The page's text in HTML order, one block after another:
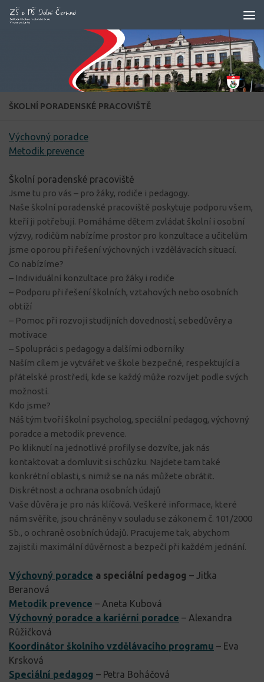
Skip to content
ŠKOLNÍ PORADENSKÉ PRACOVIŠTĚ
Výchovný poradce
Metodik prevence
Školní poradenské pracoviště
Jsme tu pro vás – pro žáky, rodiče i pedagogy.
Naše školní poradenské pracoviště poskytuje podporu všem,
kteří ji potřebují. Pomáháme dětem zvládat školní i osobní
výzvy, rodičům nabízíme prostor pro konzultace a učitelům
jsme oporou při řešení výchovných i vzdělávacích situací.
Co nabízíme?
– Individuální konzultace pro žáky i rodiče
– Podporu při řešení školních, vztahových nebo osobních
obtíží
– Pomoc při rozvoji studijních dovedností, sebedůvěry a
motivace
– Spolupráci s pedagogy a dalšími odborníky
Naším cílem je vytvářet ve škole bezpečné, respektující a
přátelské prostředí, kde se každý může rozvíjet podle svých
možností.
Kdo jsme?
Náš tým tvoří školní psycholog, speciální pedagog, výchovný
poradce a metodik prevence.
Po kliknutí na jednotlivé profily se dozvíte, jak nás
kontaktovat a domluvit si schůzku. Najdete tam také
konkrétní oblasti, s nimiž se na nás můžete obrátit.
Diskrétnost a ochrana osobních údajů
Vaše důvěra je pro nás klíčová. Veškeré informace, které
nám svěříte, jsou chráněny v souladu se zákonem č. 101/2000
Sb., o ochraně osobních údajů. Pracujeme tak, abychom
zajistili maximální důvěrnost a bezpečí při každém jednání.
Výchovný poradce a speciální pedagog – Jitka
Beranová
Metodik prevence – Aneta Kubová
Výchovný poradce a kariérní poradce – Alexandra
Růžičková
Koordinátor školního vzdělávacího programu – Eva
Krsková
Speciální pedagog – Petra Boháčová